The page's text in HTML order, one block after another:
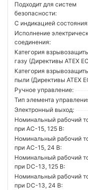
Подходит для систем
безопасности:
С индикацией
Исполнение
соединения:
Категория
газу (Директивы ATEX
Категория
пыли (Директивы ATEX
Ручное управление:
Тип элемента
Электронный выход:
Номинальный рабочий
при AC-15, 125 В:
Номинальный рабочий
при AC-15, 24 В:
Номинальный рабочий
при DC-13, 125 В:
Номинальный рабочий
при DC-13, 24 В: